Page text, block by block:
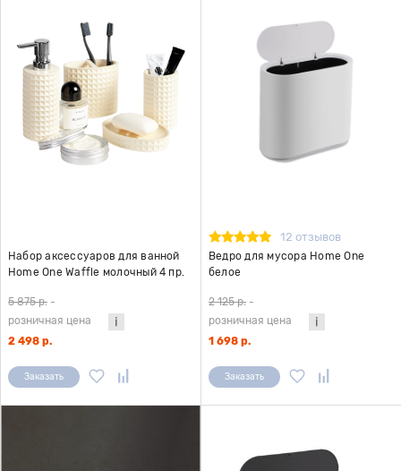
Набор аксессуаров для ванной
Home One Waffle молочный 4 пр.
5 875 р. -
розничная цена
2 498 р.
Заказать
12 отзывов
Ведро для мусора Home One
белое
2 125 р. -
розничная цена
1 698 р.
Заказать